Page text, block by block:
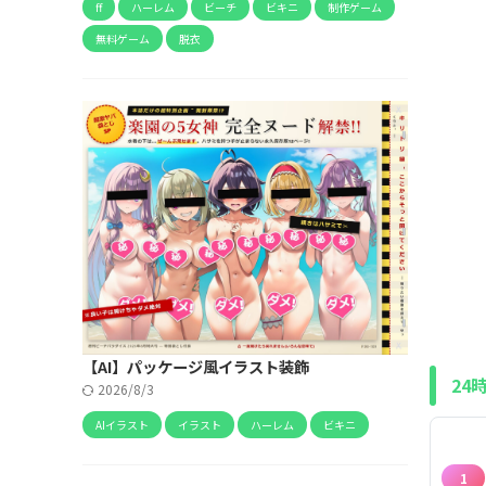
ff ハーレム ビーチ ビキニ
制作ゲーム
無料ゲーム
脱衣
【AI】パッケージ風イラスト装飾
2026/8/3
AIイラスト イラスト ハーレム ビキニ
24
1